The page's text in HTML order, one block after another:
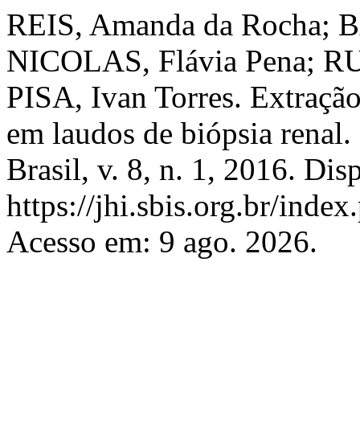
REIS, Amanda da Rocha;
NICOLAS, Flávia Pena;
PISA, Ivan Torres.
em laudos de biópsia renal.
Brasil, v. 8, n. 1, 2016.
https://jhi.sbis.org.br/
Acesso em: 9 ago. 2026.